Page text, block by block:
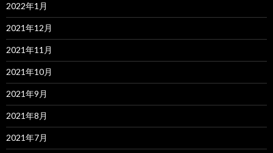
2022年1月
2021年12月
2021年11月
2021年10月
2021年9月
2021年8月
2021年7月